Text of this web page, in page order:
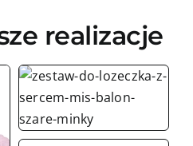
realizacje